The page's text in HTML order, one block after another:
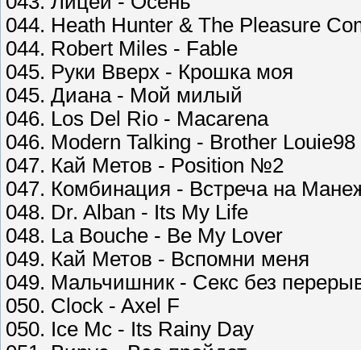
044. Heath Hunter & The Pleasure
044. Robert Miles - Fable
045. Руки Вверх - Крошка моя
045. Диана - Мой милый
046. Los Del Rio - Macarena
046. Modern Talking - Brother Louie98
047. Кай Метов - Position №2
047. Комбинация - Встреча на
048. Dr. Alban - Its My Life
048. La Bouche - Be My Lover
049. Кай Метов - Вспомни меня
049. Мальчишник - Секс без
050. Clock - Axel F
050. Ice Mc - Its Rainy Day